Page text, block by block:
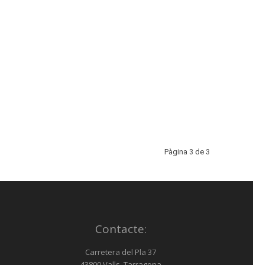
Pàgina 3 de 3
Contacte:
Carretera del Pla 37